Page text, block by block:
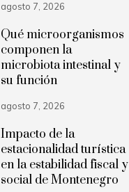
agosto 7, 2026
Qué microorganismos
componen la
microbiota intestinal y
su función
agosto 7, 2026
Impacto de la
estacionalidad turística
en la estabilidad fiscal y
social de Montenegro